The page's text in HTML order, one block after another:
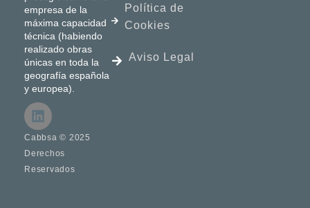
empresa de la
máxima capacidad
técnica (habiendo
realizado obras
únicas en toda la
geografía española
y europea).
Cabbsa © 2025
Derechos
Reservados
Política de
Cookies
Aviso Legal